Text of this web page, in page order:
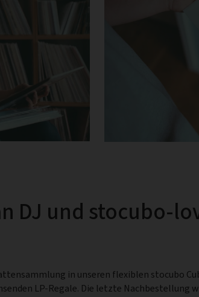
DJ und stocubo-
in unseren flexiblen stocubo
LP-Regale. Die letzte Nachbestellung